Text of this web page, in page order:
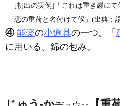
[初出の実例]「これは重き巖にて
恋の重荷と名付けて候」(出典：
④ 能楽の小道具の一つ。「
に用いる、錦の包み。